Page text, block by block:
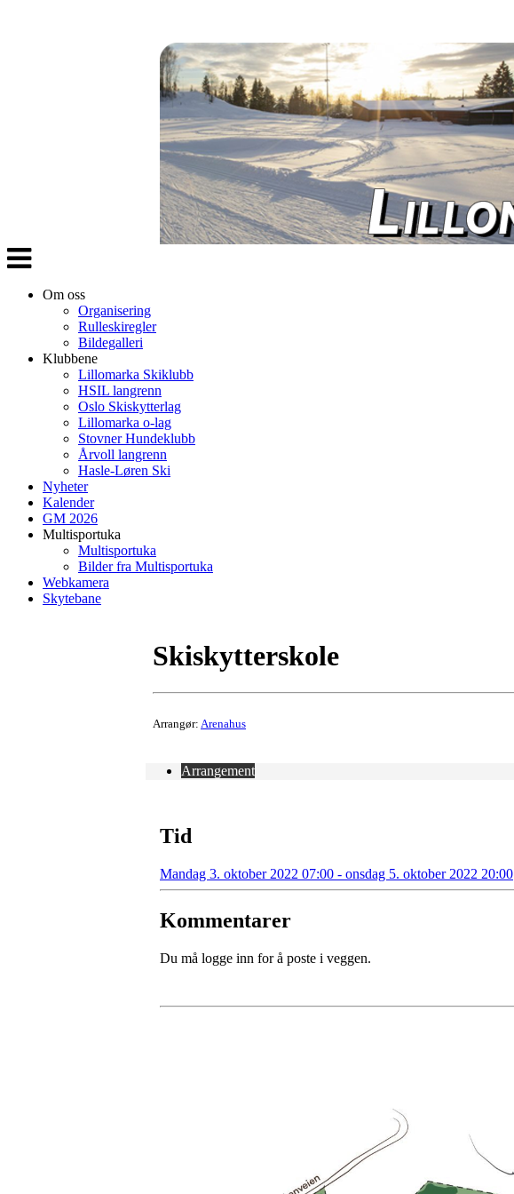
Veksle
navigasjon
Om oss
Organisering
Rulleskiregler
Bildegalleri
Klubbene
Lillomarka Skiklubb
HSIL langrenn
Oslo Skiskytterlag
Lillomarka o-lag
Stovner Hundeklubb
Årvoll langrenn
Hasle-Løren Ski
Nyheter
Kalender
GM 2026
Multisportuka
Multisportuka
Bilder fra Multisportuka
Webkamera
Skytebane
Skiskytterskole
Arrangør: Arenahus
Arrangement
Tid
Mandag 3. oktober 2022 07:00 - onsdag 5. oktober 2022 20:00
Kommentarer
Du må logge inn for å poste i veggen.